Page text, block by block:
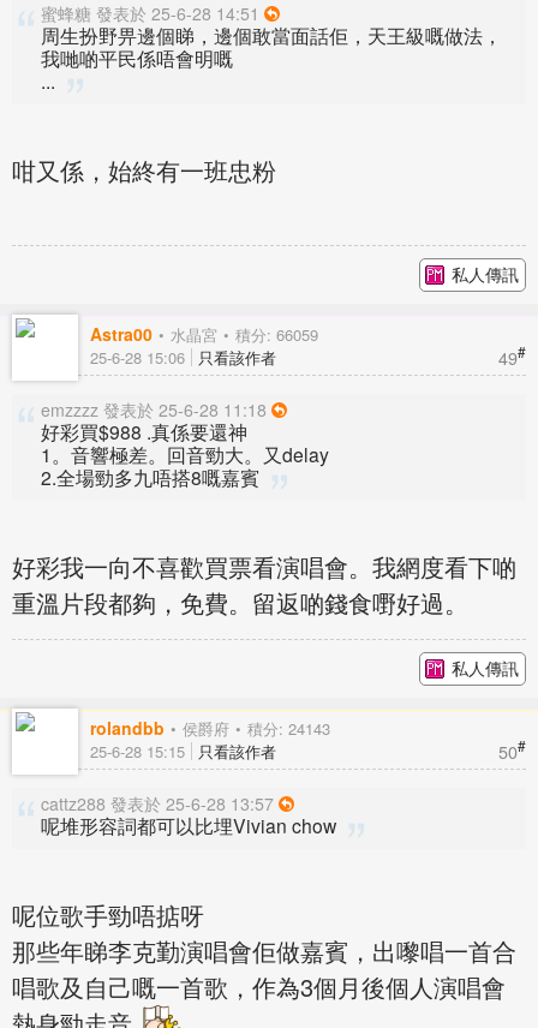
蜜蜂糖 發表於 25-6-28 14:51
周生扮野畀邊個睇，邊個敢當面話佢，天王級嘅做法，
我哋啲平民係唔會明嘅
...
咁又係，始終有一班忠粉
私人傳訊
Astra00 水晶宮 積分: 66059
49#
25-6-28 15:06 只看該作者
emzzzz 發表於 25-6-28 11:18
好彩買$988 .真係要還神
1。音響極差。回音勁大。又delay
2.全場勁多九唔搭8嘅嘉賓
好彩我一向不喜歡買票看演唱會。我網度看下啲
重溫片段都夠，免費。留返啲錢食嘢好過。
私人傳訊
rolandbb 侯爵府 積分: 24143
50#
25-6-28 15:15 只看該作者
cattz288 發表於 25-6-28 13:57
呢堆形容詞都可以比埋Vivian chow
呢位歌手勁唔掂呀
那些年睇李克勤演唱會佢做嘉賓，出嚟唱一首合
唱歌及自己嘅一首歌，作為3個月後個人演唱會